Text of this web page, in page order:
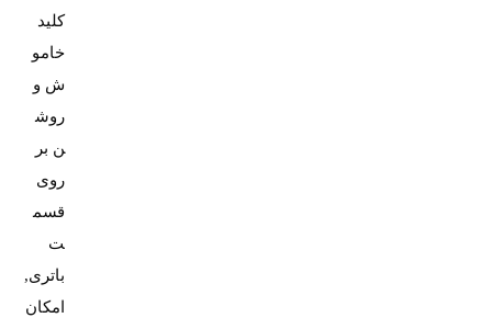
کلید
خامو
ش و
روش
ن بر
روی
قسم
ت
باتری,
امکان